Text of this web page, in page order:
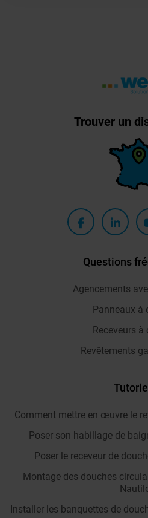
Trouver un
Questions
Agencements
Panneaux à
Receveurs à
Revêtements
Comment mettre en œuvre le
Poser son habillage de
Poser le receveur de
Montage des douches
Installer les banquettes de